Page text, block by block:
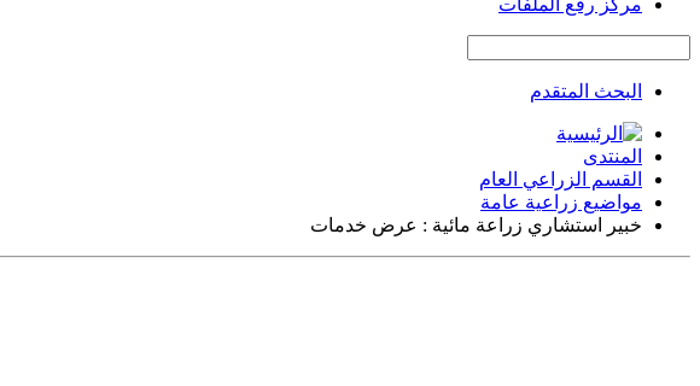
البحث المتقدم
المنتدى
القسم الزراعي العام
مواضيع زراعية عامة
خبير استشاري زراعة مائية : عرض خدمات